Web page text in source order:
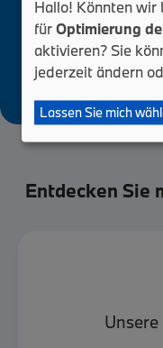
Entdecken Sie
Hallo! Könnten wir
fürOptimierung
aktivieren? Sie
jederzeit ändern
Lassen Sie mich